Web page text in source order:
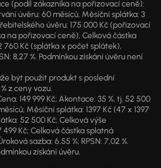
(podíl zákazníka na pořizovací ceně):
úvěru: 60 měsíců, Měsíční splátka: 3
úvěru: 175 000 Kč (pořizovací
na pořizovací ceně), Celková částka
760 Kč (splátka x počet splátek),
8,27 %. Podmínkou získání úvěru není
být použit produkt s poslední
z ceny vozu.
149 999 Kč; Akontace: 35 %, tj. 52 500
Měsíční splátka: 1397 Kč (47 x 1397
52 500 Kč; Celková výše
Kč; Celková částka splatná
sazba: 6,55 %; RPSN: 7,02 %.
získání úvěru.